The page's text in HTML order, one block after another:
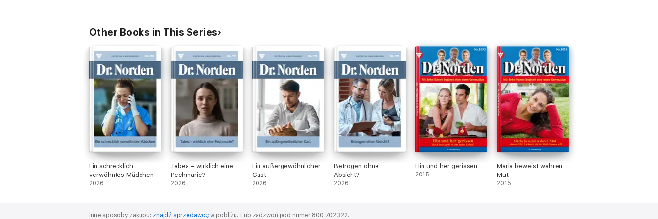
Other Books in This Series
Ein schrecklich
verwöhntes Mädchen
2026
Tabea – wirklich eine
Pechmarie?
2026
Ein außergewöhnlicher
Gast
2026
Betrogen ohne
Absicht?
2026
Hin und her gerissen
2015
Marla beweist wahren
Mut
2015
Inne sposoby zakupu: znajdź sprzedawcę w pobliżu. Lub zadzwoń pod numer 800 702 322.